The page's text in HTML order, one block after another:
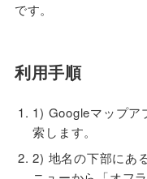
です。
利用手順
1) Googleマップア
索します。
2) 地名の下部にあ